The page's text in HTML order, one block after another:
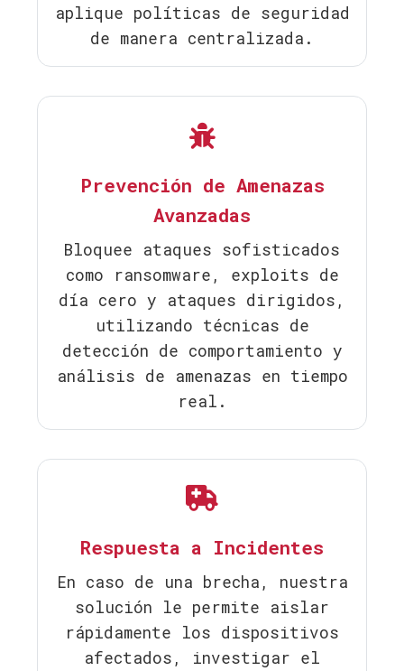
aplique políticas de seguridad
de manera centralizada.
Prevención de Amenazas
Avanzadas
Bloquee ataques sofisticados
como ransomware, exploits de
día cero y ataques dirigidos,
utilizando técnicas de
detección de comportamiento y
análisis de amenazas en tiempo
real.
Respuesta a Incidentes
En caso de una brecha, nuestra
solución le permite aislar
rápidamente los dispositivos
afectados, investigar el